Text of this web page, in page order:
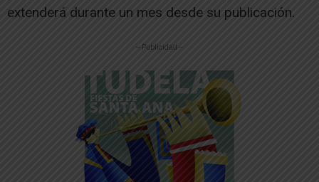
extenderá durante un mes desde su publicación.
-- Publicidad --